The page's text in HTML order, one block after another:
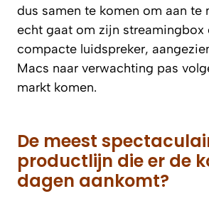
dus samen te komen om aan te
echt gaat om zijn streamingbox
compacte luidspreker,
Macs naar verwachting pas
markt komen.
De meest
productlijn die er de
dagen aankomt?